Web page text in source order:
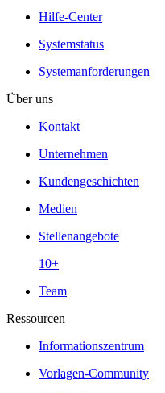
Hilfe-Center
Systemstatus
Systemanforderungen
Über uns
Kontakt
Unternehmen
Kundengeschichten
Medien
Stellenangebote
10+
Team
Ressourcen
Informationszentrum
Vorlagen-Community